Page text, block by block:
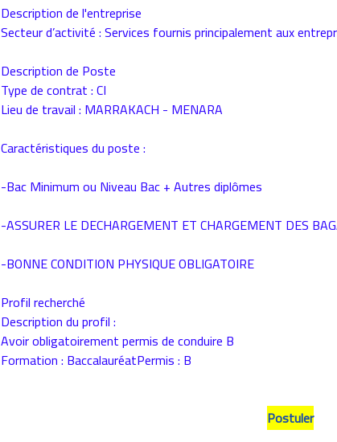
Description de l'entreprise
Secteur d’activité : Services fournis principalement aux
Description de Poste
Type de contrat : CI
Lieu de travail : MARRAKACH - MENARA
Caractéristiques du poste :
-Bac Minimum ou Niveau Bac + Autres diplômes
-ASSURER LE DECHARGEMENT ET CHARGEMENT DES
-BONNE CONDITION PHYSIQUE OBLIGATOIRE
Profil recherché
Description du profil :
Avoir obligatoirement permis de conduire B
Formation : BaccalauréatPermis : B
Postuler